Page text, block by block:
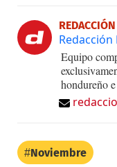
Redacción
Equipo
hondureño
Noviembre